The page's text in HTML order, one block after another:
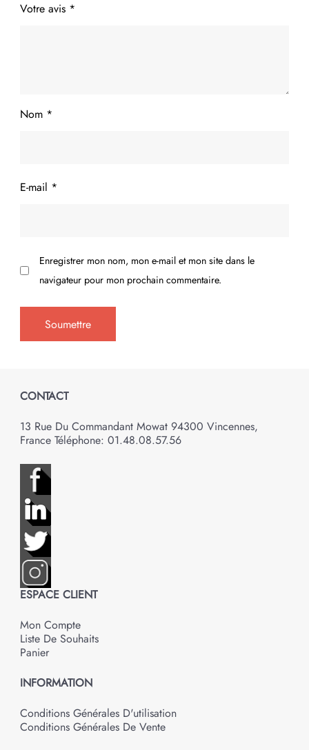
Votre avis *
Nom *
E-mail *
Enregistrer mon nom, mon e-mail et mon site dans le
navigateur pour mon prochain commentaire.
CONTACT
13 Rue Du Commandant Mowat 94300 Vincennes,
France Téléphone: 01.48.08.57.56
ESPACE CLIENT
Mon Compte
Liste De Souhaits
Panier
INFORMATION
Conditions Générales D'utilisation
Conditions Générales De Vente